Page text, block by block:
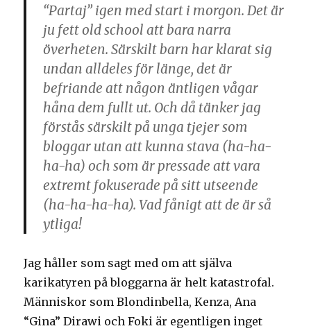
“Partaj” igen med start i morgon. Det är
ju fett old school att bara narra
överheten. Särskilt barn har klarat sig
undan alldeles för länge, det är
befriande att någon äntligen vågar
håna dem fullt ut. Och då tänker jag
förstås särskilt på unga tjejer som
bloggar utan att kunna stava (ha-ha-
ha-ha) och som är pressade att vara
extremt fokuserade på sitt utseende
(ha-ha-ha-ha). Vad fånigt att de är så
ytliga!
Jag håller som sagt med om att själva
karikatyren på bloggarna är helt katastrofal.
Människor som Blondinbella, Kenza, Ana
“Gina” Dirawi och Foki är egentligen inget